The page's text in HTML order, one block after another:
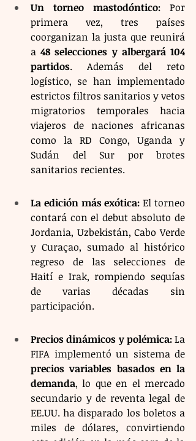
Un torneo mastodóntico: Por
primera vez, tres países
coorganizan la justa que reunirá
a 48 selecciones y albergará 104
partidos. Además del reto
logístico, se han implementado
estrictos filtros sanitarios y vetos
migratorios temporales hacia
viajeros de naciones africanas
como la RD Congo, Uganda y
Sudán del Sur por brotes
sanitarios recientes.
La edición más exótica: El torneo
contará con el debut absoluto de
Jordania, Uzbekistán, Cabo Verde
y Curaçao, sumado al histórico
regreso de las selecciones de
Haití e Irak, rompiendo sequías
de varias décadas sin
participación.
Precios dinámicos y polémica: La
precios variables basados en la
demanda, lo que en el mercado
secundario y de reventa legal de
EE.UU. ha disparado los boletos a
miles de dólares, convirtiendo